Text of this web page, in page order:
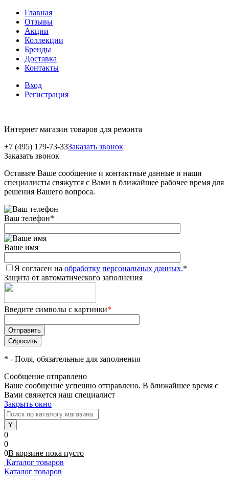
Главная
Отзывы
Акции
Коллекции
Бренды
Доставка
Контакты
Вход
Регистрация
Интернет магазин товаров для ремонта
+7 (495) 179-73-33Заказать звонок
Заказать звонок
Оставьте Ваше сообщение и контактные данные и наши
специалисты свяжутся с Вами в ближайшее рабочее время для
решения Вашего вопроса.
Ваш телефон*
Ваше имя
Я согласен на обработку персональных данных.*
Защита от автоматического заполнения
Введите символы с картинки*
* - Поля, обязательные для заполнения
Сообщение отправлено
Ваше сообщение успешно отправлено. В ближайшее время с
Вами свяжется наш специалист
Закрыть окно
0
0
0В корзине пока пусто
Каталог товаров
Каталог товаров